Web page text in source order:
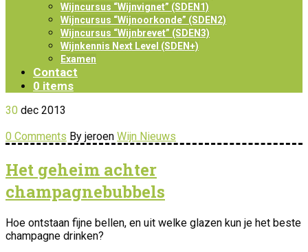
Wijncursus “Wijnvignet” (SDEN1)
Wijncursus “Wijnoorkonde” (SDEN2)
Wijncursus “Wijnbrevet” (SDEN3)
Wijnkennis Next Level (SDEN+)
Examen
Contact
0 items
30 dec 2013
0 Comments By jeroen Wijn Nieuws
Het geheim achter
champagnebubbels
Hoe ontstaan fijne bellen, en uit welke glazen kun je het beste
champagne drinken?